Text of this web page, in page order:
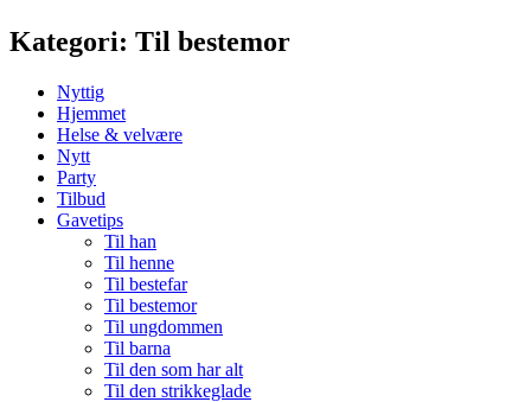
Kategori: Til bestemor
Nyttig
Hjemmet
Helse & velvære
Nytt
Party
Tilbud
Gavetips
Til han
Til henne
Til bestefar
Til bestemor
Til ungdommen
Til barna
Til den som har alt
Til den strikkeglade